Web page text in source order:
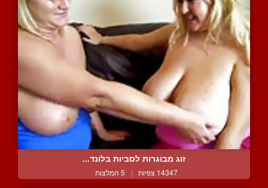
זוג מבוגרות לסביות בלונד...
14347 צפיות | 5 המלצות